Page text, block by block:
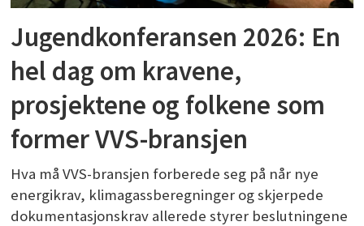
Jugendkonferansen 2026: En
hel dag om kravene,
prosjektene og folkene som
former VVS-bransjen
Hva må VVS-bransjen forberede seg på når nye
energikrav, klimagassberegninger og skjerpede
dokumentasjonskrav allerede styrer beslutningene